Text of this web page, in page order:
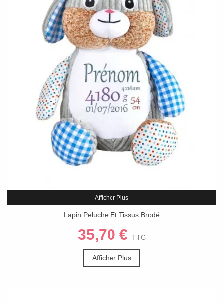
Afficher Plus
Lapin Peluche Et Tissus Brodé
35,70 € TTC
Afficher Plus